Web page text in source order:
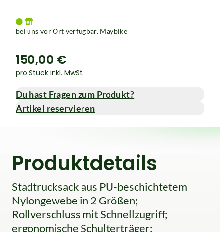
bei uns vor Ort verfügbar. Maybike
150,00 €
pro Stück inkl. MwSt.
Du hast Fragen zum Produkt?
Artikel reservieren
Produktdetails
Stadtrucksack aus PU-beschichtetem
Nylongewebe in 2 Größen;
Rollverschluss mit Schnellzugriff;
ergonomische Schulterträger;